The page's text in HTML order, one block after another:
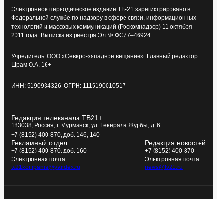
Электронное периодическое издание ТВ-21 зарегистрировано в
Федеральной службе по надзору в сфере связи, информационных
технологий и массовых коммуникаций (Роскомнадзор) 11 октября
2011 года. Выписка из реестра Эл № ФС77–46924.
Учредитель: ООО «Северо-западное вещание». Главный редактор:
Шрам О.А. 16+
ИНН: 5190934326, ОГРН: 1115190010517
Редакция телеканала ТВ21+
183038, Россия, г. Мурманск, ул. Генерала Журбы, д. 6
+7 (8152) 400-870, доб. 146, 140
Рекламный отдел
+7 (8152) 400-870, доб. 160
Электронная почта:
tv21kompania@yandex.ru
Редакция новостей
+7 (8152) 400-870
Электронная почта:
news@tv21.ru